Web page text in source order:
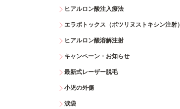
ヒアルロン酸注入療法
エラボトックス（ボツリヌストキシン注射）
ヒアルロン酸溶解注射
キャンペーン・お知らせ
最新式レーザー脱毛
小児の外傷
涙袋